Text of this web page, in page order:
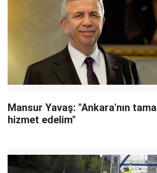
Mansur Yavaş: "Ankara'nın
hizmet edelim"